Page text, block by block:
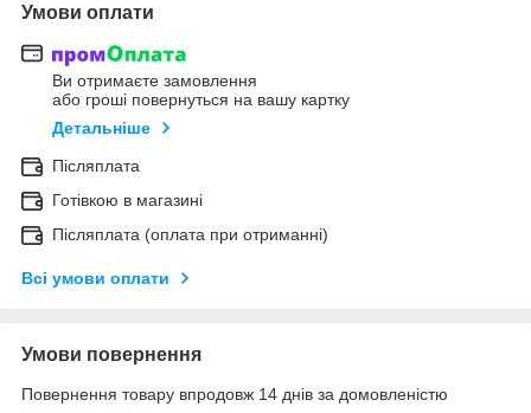
Умови оплати
Ви отримаєте замовлення
або гроші повернуться на вашу картку
Детальніше
Післяплата
Готівкою в магазині
Післяплата (оплата при отриманні)
Всі умови оплати
Умови повернення
Повернення товару впродовж 14 днів за домовленістю